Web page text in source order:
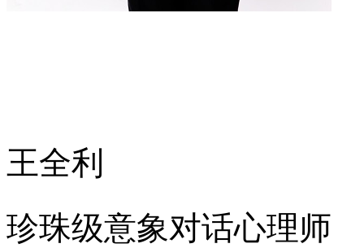
王全利
珍珠级意象对话心理师